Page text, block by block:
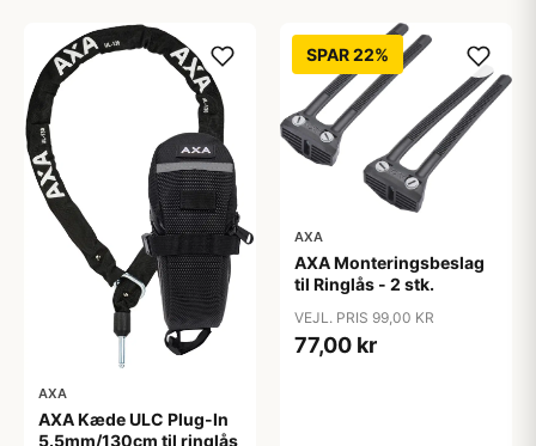
AXA
AXA Kæde ULC Plug-In
5.5mm/130cm til ringlås
SPAR 22%
AXA
AXA Monteringsbeslag
til Ringlås - 2 stk.
VEJL. PRIS 99,00 KR
77,00 kr